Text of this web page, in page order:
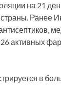
на 21
Ранее
активных
в